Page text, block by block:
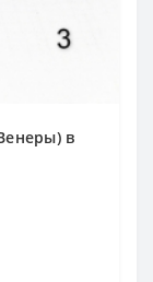
в